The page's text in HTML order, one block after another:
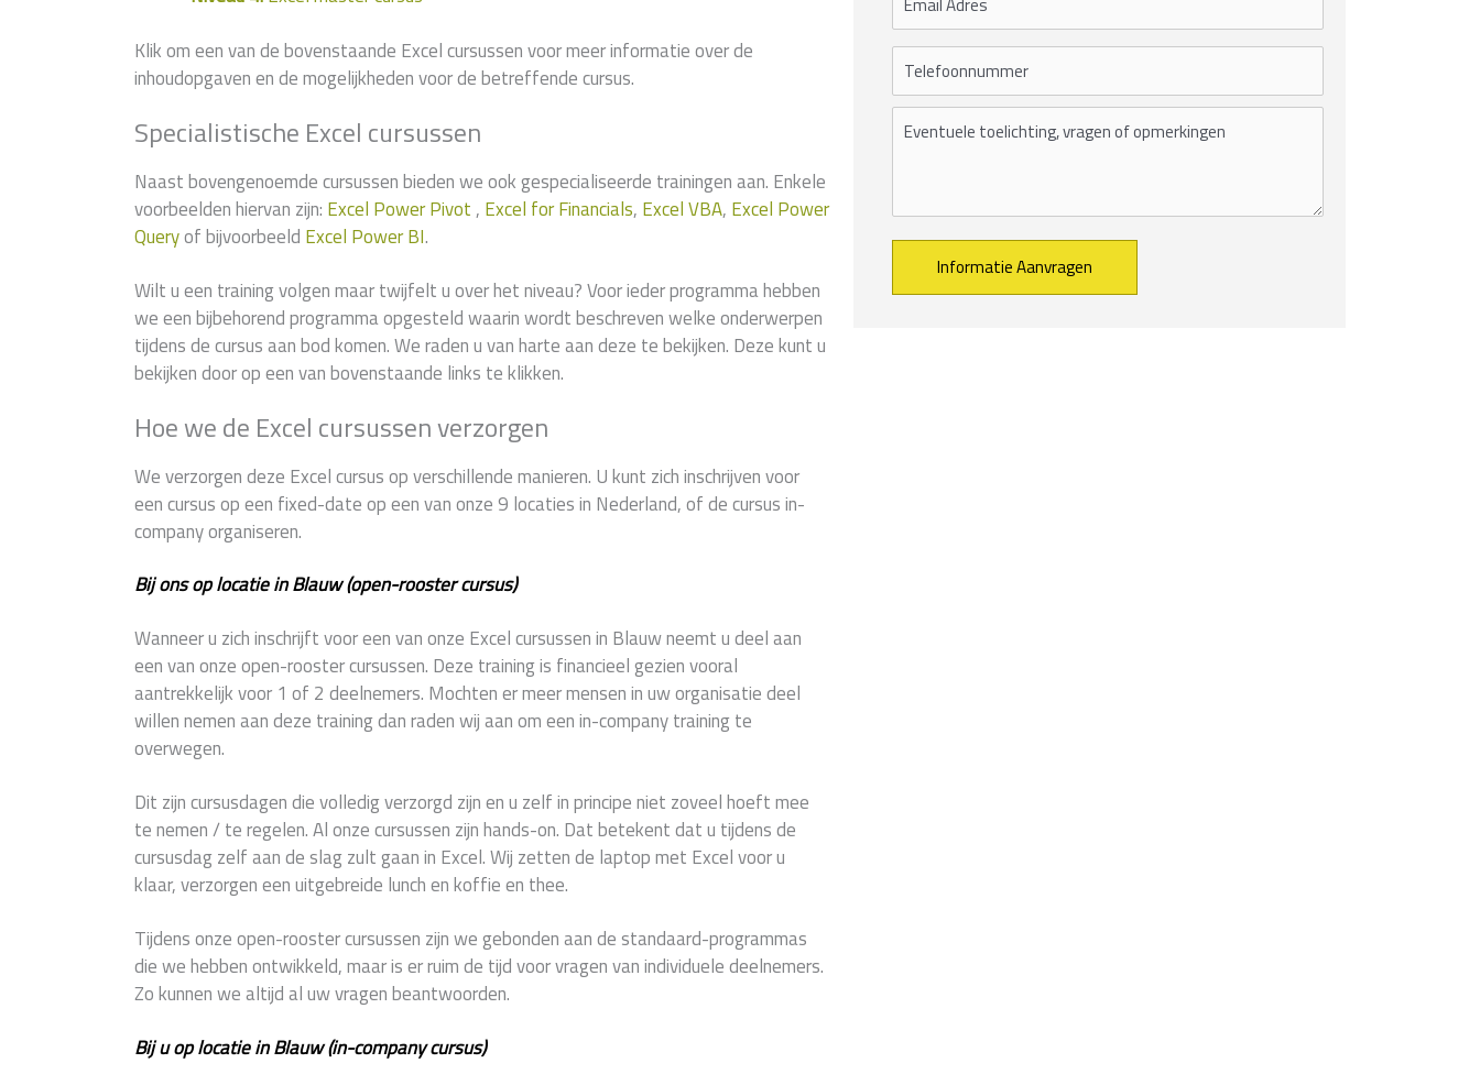
Klik om een van de bovenstaande Excel cursussen voor meer informatie over de
inhoudopgaven en de mogelijkheden voor de betreffende cursus.
Specialistische Excel cursussen
Naast bovengenoemde cursussen bieden we ook gespecialiseerde trainingen aan. Enkele
voorbeelden hiervan zijn: Excel Power Pivot , Excel for Financials, Excel VBA, Excel Power
Queryof bijvoorbeeld Excel Power BI.
Wilt u een training volgen maar twijfelt u over het niveau? Voor ieder programma hebben
we een bijbehorend programma opgesteld waarin wordt beschreven welke onderwerpen
tijdens de cursus aan bod komen. We raden u van harte aan deze te bekijken. Deze kunt u
bekijken door op een van bovenstaande links te klikken.
Hoe we de Excel cursussen verzorgen
We verzorgen deze Excel cursus op verschillende manieren. U kunt zich inschrijven voor
een cursus op een fixed-date op een van onze 9 locaties in Nederland, of de cursus in-
company organiseren.
Bij ons op locatie in Blauw (open-rooster cursus)
Wanneer u zich inschrijft voor een van onze Excel cursussen in Blauw neemt u deel aan
een van onze open-rooster cursussen. Deze training is financieel gezien vooral
aantrekkelijk voor 1 of 2 deelnemers. Mochten er meer mensen in uw organisatie deel
willen nemen aan deze training dan raden wij aan om een in-company training te
overwegen.
Dit zijn cursusdagen die volledig verzorgd zijn en u zelf in principe niet zoveel hoeft mee
te nemen / te regelen. Al onze cursussen zijn hands-on. Dat betekent dat u tijdens de
cursusdag zelf aan de slag zult gaan in Excel. Wij zetten de laptop met Excel voor u
klaar, verzorgen een uitgebreide lunch en koffie en thee.
Tijdens onze open-rooster cursussen zijn we gebonden aan de standaard-programmas
die we hebben ontwikkeld, maar is er ruim de tijd voor vragen van individuele deelnemers.
Zo kunnen we altijd al uw vragen beantwoorden.
Bij u op locatie in Blauw (in-company cursus)